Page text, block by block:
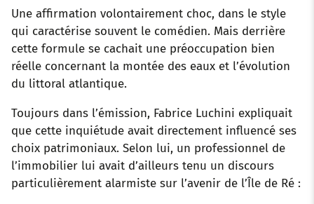
Une affirmation volontairement choc, dans le style
qui caractérise souvent le comédien. Mais derrière
cette formule se cachait une préoccupation bien
réelle concernant la montée des eaux et l’évolution
du littoral atlantique.
Toujours dans l’émission, Fabrice Luchini expliquait
que cette inquiétude avait directement influencé ses
choix patrimoniaux. Selon lui, un professionnel de
l’immobilier lui avait d’ailleurs tenu un discours
particulièrement alarmiste sur l’avenir de l’Île de Ré :